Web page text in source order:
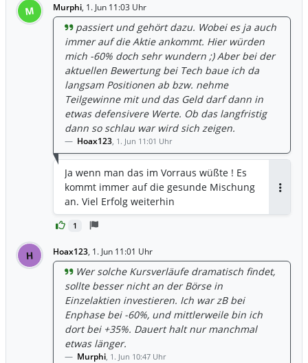
haben nen burggraben in nem
reglementiertem umfeld.
M Murphi, 1. Jun 11:03 Uhr
1
passiert und gehört dazu. Wobei es ja auch
immer auf die Aktie ankommt. Hier würden
mich -60% doch sehr wundern ;) Aber bei der
aktuellen Bewertung bei Tech baue ich da
langsam Positionen ab bzw. nehme
Teilgewinne mit und das Geld darf dann in
etwas defensivere Werte. Ob das langfristig
dann so schlau war wird sich zeigen.
Hoax123, 1. Jun 11:01 Uhr
Ja wenn man das im Vorraus wüßte ! Es
kommt immer auf die gesunde Mischung
an. Viel Erfolg weiterhin
H Hoax123, 1. Jun 11:01 Uhr
Wer solche Kursverläufe dramatisch findet,
sollte besser nicht an der Börse in
Einzelaktien investieren. Ich war zB bei
Enphase bei -60%, und mittlerweile bin ich
dort bei +35%. Dauert halt nur manchmal
etwas länger.
Murphi, 1. Jun 10:47 Uhr